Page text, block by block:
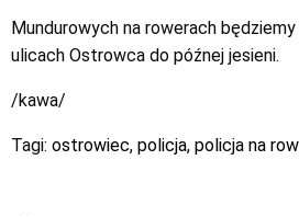
Mundurowych na rowerach
ulicach Ostrowca do późnej jesieni.
/kawa/
Tagi: ostrowiec, policja, policja na